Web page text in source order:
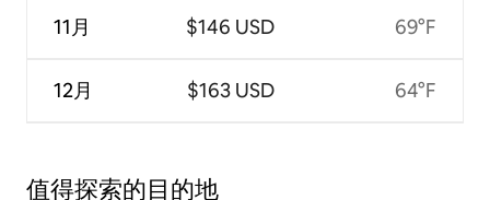
11月
12月
$146 USD
$163 USD
69°F
64°F
值得探索的目的地